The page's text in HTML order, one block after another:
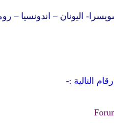
اليونان – اندونسيا –
التالية :-